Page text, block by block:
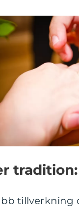
tillverkning